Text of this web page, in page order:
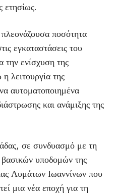
ετησίως.
ποσότητα
εγκαταστάσεις του
την ενίσχυση της
λειτουργία της
αυτοματοποιημένα
και ανάμιξης της
σε συνδυασμό με τη
υποδομών της
Λυμάτων Ιωαννίνων που
μια νέα εποχή για τη